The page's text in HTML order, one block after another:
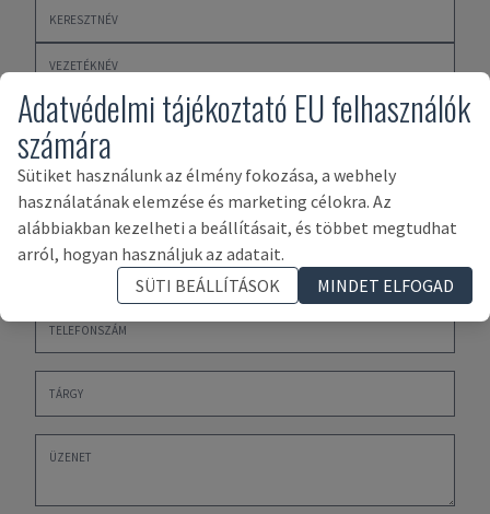
Adatvédelmi tájékoztató EU felhasználók
számára
Sütiket használunk az élmény fokozása, a webhely
használatának elemzése és marketing célokra. Az
alábbiakban kezelheti a beállításait, és többet megtudhat
arról, hogyan használjuk az adatait.
SÜTI BEÁLLÍTÁSOK
MINDET ELFOGAD